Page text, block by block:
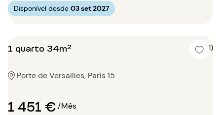
Disponível desde 03 set 2027
1 quarto 34m² 4 (1)
Porte de Versailles, Paris 15
1 451 €/Mês